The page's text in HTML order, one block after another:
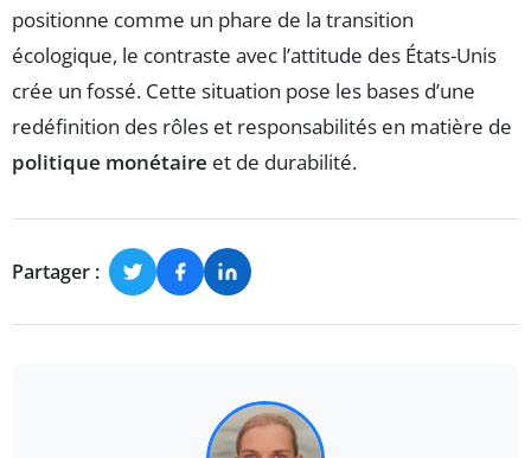
positionne comme un phare de la transition
écologique, le contraste avec l’attitude des États-Unis
crée un fossé. Cette situation pose les bases d’une
redéfinition des rôles et responsabilités en matière de
politique monétaire et de durabilité.
Partager :